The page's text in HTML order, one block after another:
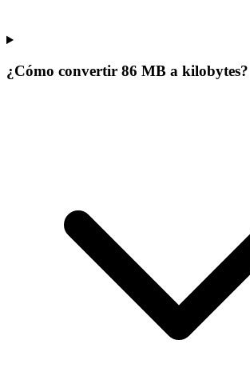
¿Cómo convertir 86 MB a kilobytes?